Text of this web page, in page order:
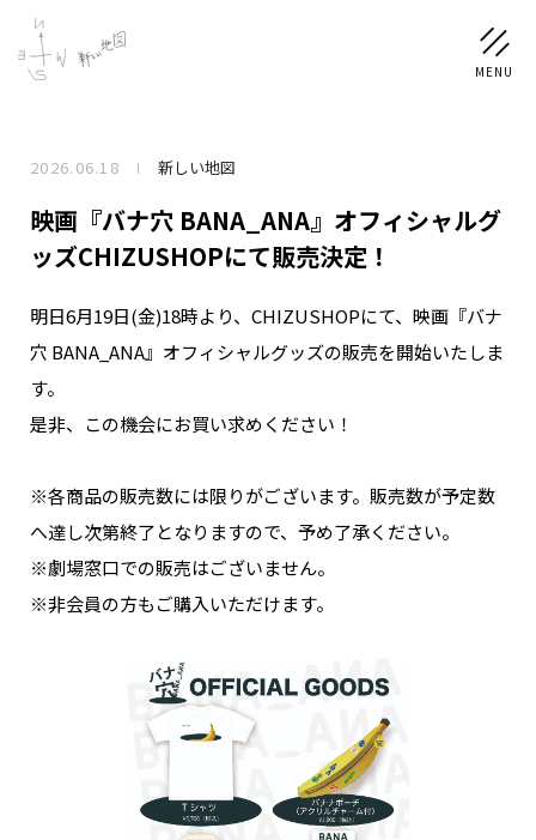
NEWS
SCHEDULE
PROFILE
稲垣 吾郎 草彅 剛 香取 慎吾
DISCOGRAPHY
CHIZUSHOP
NAKAMA入会
お問い合わせ
2026.06.18 新しい地図
映画『バナ穴 BANA_ANA』オフィシャルグ
ッズCHIZUSHOPにて販売決定！
明日6月19日(金)18時より、CHIZUSHOPにて、映画『バナ
穴 BANA_ANA』オフィシャルグッズの販売を開始いたしま
す。
是非、この機会にお買い求めください！
※各商品の販売数には限りがございます。販売数が予定数
へ達し次第終了となりますので、予め了承ください。
※劇場窓口での販売はございません。
※非会員の方もご購入いただけます。